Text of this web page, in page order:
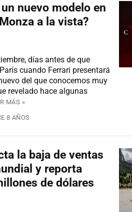
nuevo modelo en
a la vista?
días antes de que
cuando Ferrari presentará
del que conocemos muy
revelado hace algunas
MÁS »
8 AÑOS
la baja de ventas
y reporta
de dólares